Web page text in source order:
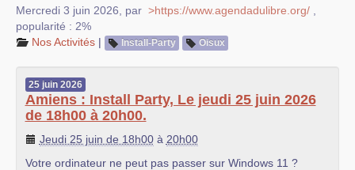
Mercredi 3 juin 2026 par >https://www.agendadulibre.org/
popularité : 2%
Nos Activités | Install-Party Oisux
25 juin 2026
Amiens : Install Party, Le jeudi 25 juin 2026
de 18h00 à 20h00.
Jeudi 25 juin de 18h00à 20h00
Votre ordinateur ne peut pas passer sur Windows 11 ?